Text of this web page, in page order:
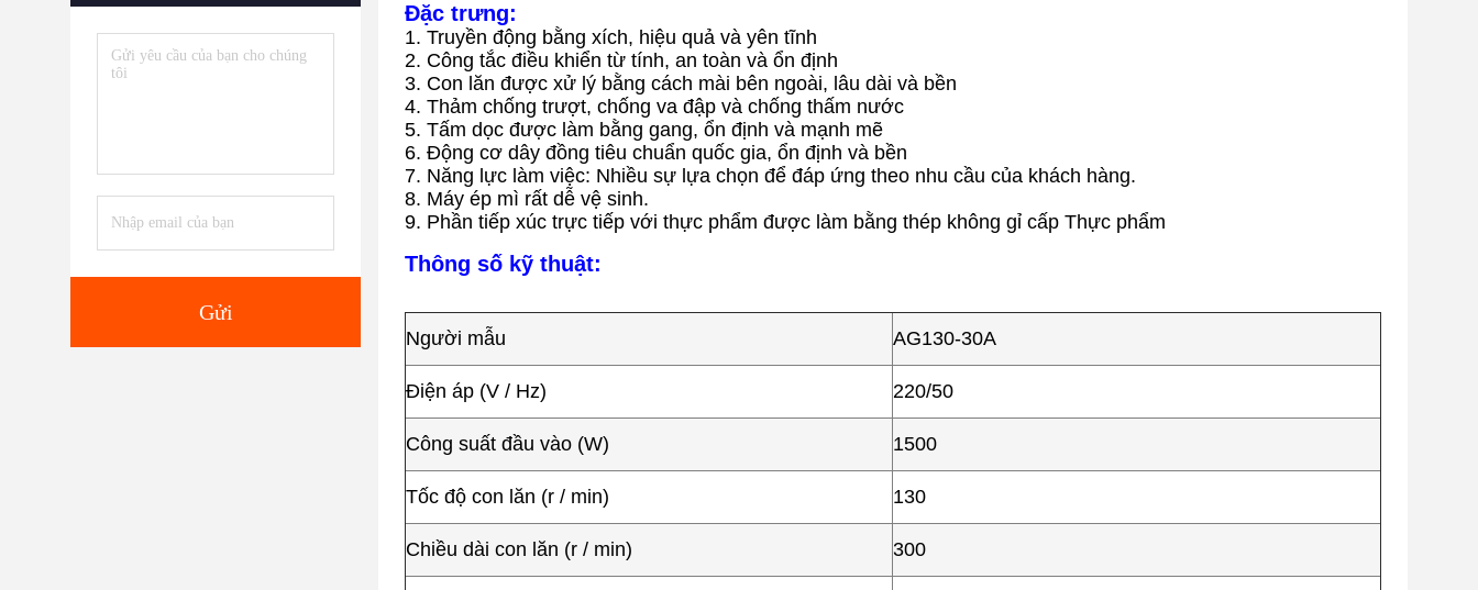
Gửi
Đặc trưng:
1. Truyền động bằng xích, hiệu quả và yên tĩnh
2. Công tắc điều khiển từ tính, an toàn và ổn định
3. Con lăn được xử lý bằng cách mài bên ngoài, lâu dài và bền
4. Thảm chống trượt, chống va đập và chống thấm nước
5. Tấm dọc được làm bằng gang, ổn định và mạnh mẽ
6. Động cơ dây đồng tiêu chuẩn quốc gia, ổn định và bền
7. Năng lực làm việc: Nhiều sự lựa chọn để đáp ứng theo nhu cầu của khách hàng.
8. Máy ép mì rất dễ vệ sinh.
9. Phần tiếp xúc trực tiếp với thực phẩm được làm bằng thép không gỉ cấp Thực phẩm
Thông số kỹ thuật:
Người mẫu AG130-30A
Điện áp (V / Hz) 220/50
Công suất đầu vào (W) 1500
Tốc độ con lăn (r / min) 130
Chiều dài con lăn (r / min) 300